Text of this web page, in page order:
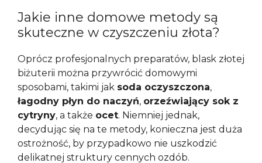
Jakie inne domowe metody są
skuteczne w czyszczeniu złota?
Oprócz profesjonalnych preparatów, blask złotej
biżuterii można przywrócić domowymi
sposobami, takimi jak soda oczyszczona,
łagodny płyn do naczyń, orzeźwiający sok z
cytryny, a także ocet. Niemniej jednak,
decydując się na te metody, konieczna jest duża
ostrożność, by przypadkowo nie uszkodzić
delikatnej struktury cennych ozdób.